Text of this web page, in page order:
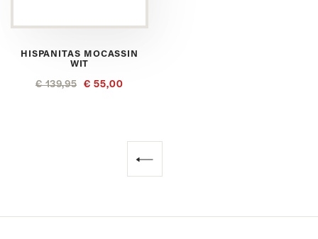
HISPANITAS MOCASSIN
WIT
€ 139,95 € 55,00